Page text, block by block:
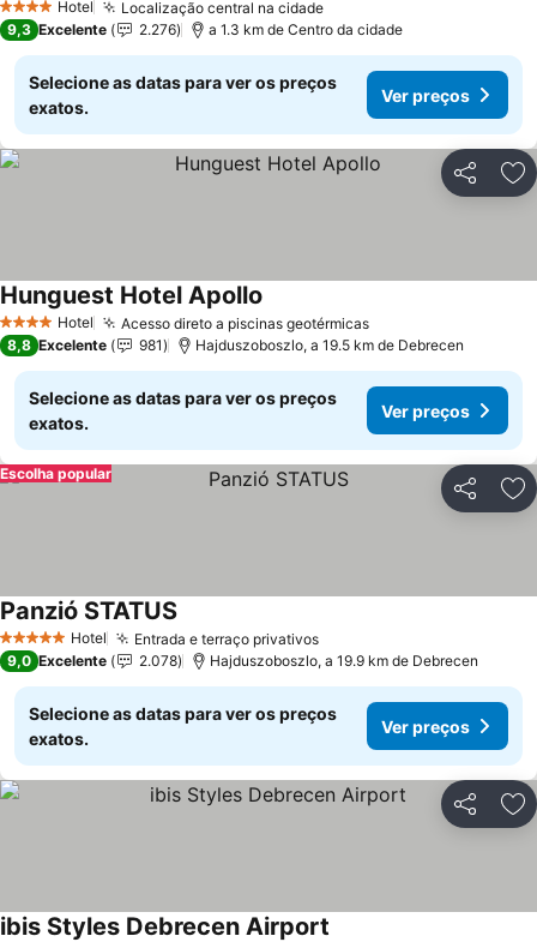
4 EstrelasHotel Localização central na cidadeVer preços
9,3 Excelente 2.276 a 1.3 km de Centro da cidade
Selecione as datas para ver os preços
exatos.
Ver preços
Partilhar
4 EstrelasHotel Acesso direto a piscinas geotérmicasVer preços
Hunguest Hotel Apollo
8,8 Excelente 981 Hajduszoboszlo, a 19.5 km de Debrecen
Selecione as datas para ver os preços
exatos.
Ver preços
Partilhar
Escolha popular
5 Estrelas Hotel Entrada e terraço privativosVer preços
Panzió STATUS
9,0 Excelente 2.078 Hajduszoboszlo, a 19.9 km de Debrecen
Selecione as datas para ver os preços
exatos.
Ver preços
Partilhar
ibis Styles Debrecen Airport